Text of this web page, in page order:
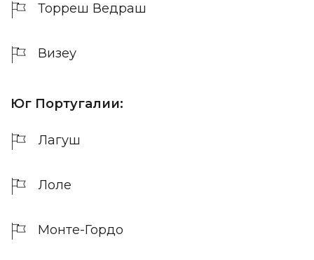
Торреш Ведраш
Визеу
Юг Португалии:
Лагуш
Лоле
Монте-Гордо